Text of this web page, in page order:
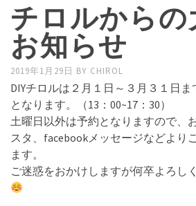
チロルからの
お知らせ
2019年1月29日 BY CHIROL
DIYチロルは２月１日～３月３１日
となります。（13：00~17：30）
土曜日以外は予約となりますので、
スタ、facebookメッセージなどより
ます。
ご迷惑をおかけしますが何卒よろし